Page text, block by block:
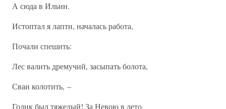
А сюда в Ильин.
Истоптал я лапти, началась работа,
Почали спешить:
Лес валить дремучий, засыпать болота,
Сваи колотить, –
Годик был тяжелый! За Невою в лето,